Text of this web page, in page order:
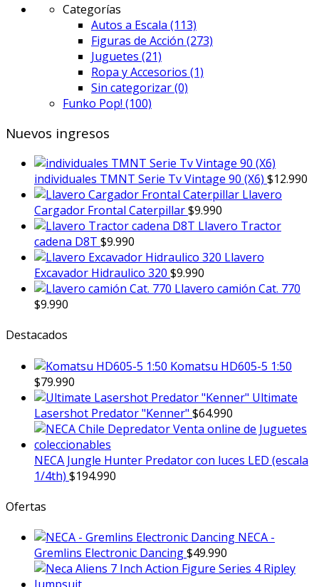
Categorías
Autos a Escala (113)
Figuras de Acción (273)
Juguetes (21)
Ropa y Accesorios (1)
Sin categorizar(0)
Funko Pop! (100)
Nuevos ingresos
individuales TMNT Serie Tv Vintage 90 (X6) $12.990
Llavero
Cargador Frontal Caterpillar$9.990
Llavero Tractor
cadena D8T $9.990
Llavero
Excavador Hidraulico 320 $9.990
Llavero camión Cat. 770
$9.990
Destacados
Komatsu HD605-5 1:50
$79.990
Ultimate
Lasershot Predator "Kenner" $64.990
NECA Jungle Hunter Predator con luces LED (escala
1/4th) $194.990
Ofertas
NECA -
Gremlins Electronic Dancing$49.990